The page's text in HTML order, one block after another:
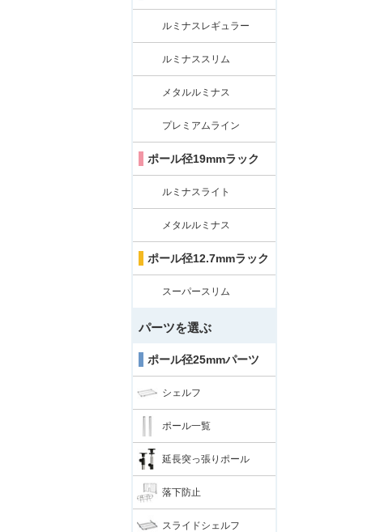
ルミナスレギュラー
ルミナススリム
メタルルミナス
プレミアムライン
ポール径19mmラック
ルミナスライト
メタルルミナス
ポール径12.7mmラック
スーパースリム
パーツを選ぶ
ポール径25mmパーツ
シェルフ
ポール一覧
延長突っ張りポール
落下防止
スライドシェルフ